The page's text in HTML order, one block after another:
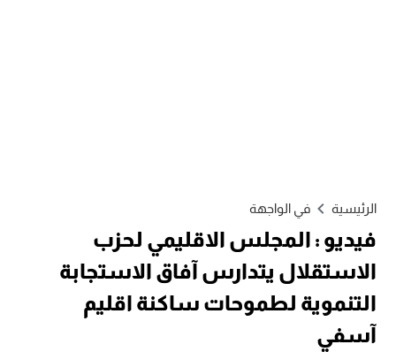
الرئيسية في الواجهة
فيديو : المجلس الاقليمي لحزب
الاستقلال يتدارس آفاق الاستجابة
التنموية لطموحات ساكنة اقليم
آسفي